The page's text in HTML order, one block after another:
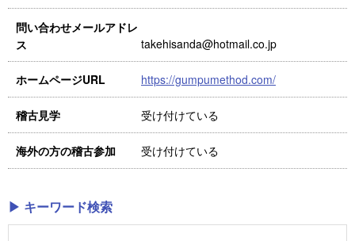
問い合わせメールアドレ
ス
takehisanda@hotmail.co.jp
ホームページURL https://gumpumethod.com/
稽古見学 受け付けている
海外の方の稽古参加 受け付けている
▶ キーワード検索